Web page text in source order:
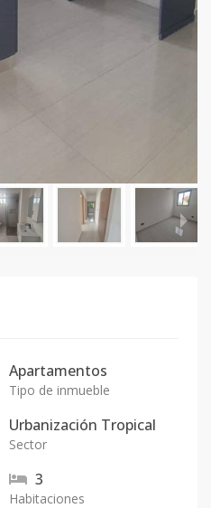
Apartamentos
Tipo de inmueble
Urbanización Tropical
Sector
3
Habitaciones